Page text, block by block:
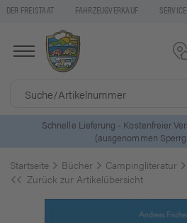
DER FREISTAAT FAHRZEUGVERKAUF SERVICE
ab 50 Euro in DE
Startseite Bücher Campingliteratur
Zurück zur Artikelübersicht